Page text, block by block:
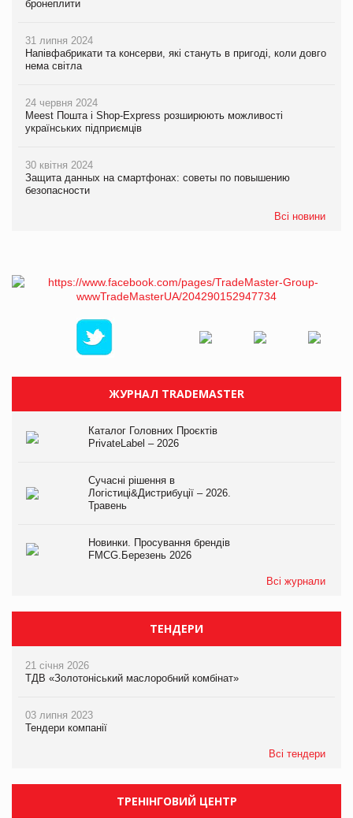
бронеплити
31 липня 2024
Напівфабрикати та консерви, які стануть в пригоді, коли довго
нема світла
24 червня 2024
Meest Пошта і Shop-Express розширюють можливості
українських підприємців
30 квітня 2024
Защита данных на смартфонах: советы по повышению
безопасности
Всі новини
ЖУРНАЛ TRADEMASTER
Каталог Головних Проєктів
PrivateLabel – 2026
Сучасні рішення в
Логістиці&Дистрибуції – 2026.
Травень
Новинки. Просування брендів
FMCG.Березень 2026
Всі журнали
ТЕНДЕРИ
21 січня 2026
ТДВ «Золотоніський маслоробний комбінат»
03 липня 2023
Тендери компанії
Всі тендери
ТРЕНІНГОВИЙ ЦЕНТР